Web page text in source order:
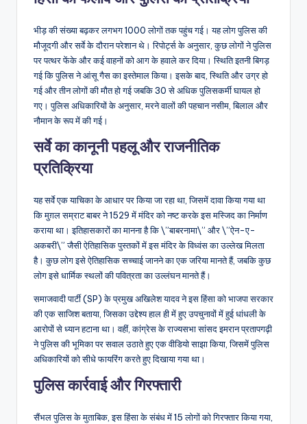
भीड़ की संख्या बढ़कर लगभग 1000 लोगों तक पहुंच गई। यह लोग पुलिस की
मौजूदगी और सर्वे के दौरान परेशान थे। रिपोर्ट्स के अनुसार, कुछ लोगों ने पुलिस
पर पत्थर फेंके और कई वाहनों को आग के हवाले कर दिया। स्थिति इतनी बिगड़
गई कि पुलिस ने आंसू गैस का इस्तेमाल किया। इसके बाद, स्थिति और उग्र हो
गई और तीन लोगों की मौत हो गई जबकि 30 से अधिक पुलिसकर्मी घायल हो
गए। पुलिस अधिकारियों के अनुसार, मरने वालों की पहचान नसीम, बिलाल और
नौमान के रूप में की गई।
सर्वे का कानूनी पहलू और राजनीतिक
प्रतिक्रिया
यह सर्वे एक याचिका के आधार पर किया जा रहा था, जिसमें दावा किया गया था
कि मुग़ल सम्राट बाबर ने 1529 में मंदिर को नष्ट करके इस मस्जिद का निर्माण
कराया था। इतिहासकारों का मानना है कि \”बाबरनामा\” और \”ऐन-ए-
अकबरी\” जैसी ऐतिहासिक पुस्तकों में इस मंदिर के विध्वंस का उल्लेख मिलता
है। कुछ लोग इसे ऐतिहासिक सच्चाई जानने का एक जरिया मानते हैं, जबकि कुछ
लोग इसे धार्मिक स्थलों की पवित्रता का उल्लंघन मानते हैं।
समाजवादी पार्टी (SP) के प्रमुख अखिलेश यादव ने इस हिंसा को भाजपा सरकार
की एक साजिश बताया, जिसका उद्देश्य हाल ही में हुए उपचुनावों में हुई धांधली के
आरोपों से ध्यान हटाना था। वहीं, कांग्रेस के राज्यसभा सांसद इमरान प्रतापगढ़ी
ने पुलिस की भूमिका पर सवाल उठाते हुए एक वीडियो साझा किया, जिसमें पुलिस
अधिकारियों को सीधे फायरिंग करते हुए दिखाया गया था।
पुलिस कार्रवाई और गिरफ्तारी
सैंभल पुलिस के मुताबिक, इस हिंसा के संबंध में 15 लोगों को गिरफ्तार किया गया,